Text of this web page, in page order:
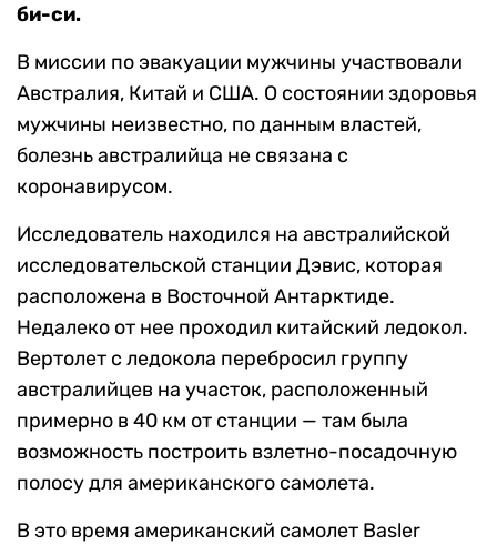
би-си.
В миссии по эвакуации мужчины участвовали
Австралия, Китай и США. О состоянии здоровья
мужчины неизвестно, по данным властей,
болезнь австралийца не связана с
коронавирусом.
Исследователь находился на австралийской
исследовательской станции Дэвис, которая
расположена в Восточной Антарктиде.
Недалеко от нее проходил китайский ледокол.
Вертолет с ледокола перебросил группу
австралийцев на участок, расположенный
примерно в 40 км от станции — там была
возможность построить взлетно-посадочную
полосу для американского самолета.
В это время американский самолет Basler